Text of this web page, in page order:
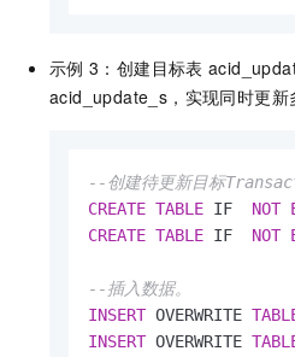
示例 3：创建目标表
acid_update_s，实现同时更新
--创建待更新目标
CREATE TABLE IF NOT
CREATE TABLE IF NOT
--插入数据。
INSERT OVERWRITE
INSERT OVERWRITE